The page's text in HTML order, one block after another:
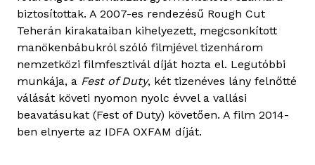
biztosítottak. A 2007-es rendezésű Rough Cut
Teherán kirakataiban kihelyezett, megcsonkított
manökenbábukról szóló filmjével tizenhárom
nemzetközi filmfesztivál díját hozta el. Legutóbbi
munkája, a Fest of Duty, két tizenéves lány felnőtté
válását követi nyomon nyolc évvel a vallási
beavatásukat (Fest of Duty) követően. A film 2014-
ben elnyerte az IDFA OXFAM díját.